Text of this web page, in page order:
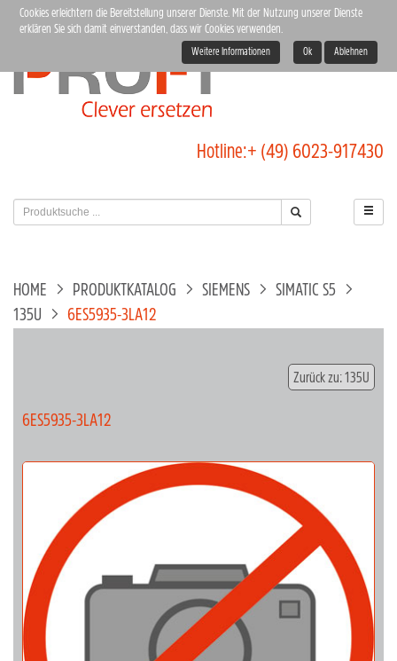
Hotline:+ (49) 6023-917430
HOME PRODUKTKATALOG SIEMENS
SIMATIC S5
135U
6ES5935-3LA12
Zurück zu: 135U
6ES5935-3LA12
Cookies erleichtern die Bereitstellung unserer Dienste. Mit der Nutzung unserer Dienste
erklären Sie sich damit einverstanden, dass wir Cookies verwenden.
Weitere Informationen Ok Ablehnen